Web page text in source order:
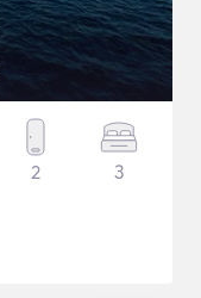
2 3